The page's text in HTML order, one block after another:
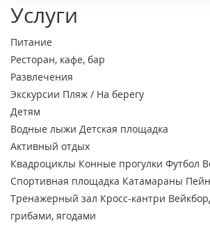
Услуги
Питание
Ресторан, кафе, бар
Развлечения
Экскурсии Пляж / На берегу
Детям
Водные лыжи Детская площадка
Активный отдых
Квадроциклы Конные прогулки Футбол
Спортивная площадка Катамараны
Тренажерный зал Кросс-кантри
грибами, ягодами